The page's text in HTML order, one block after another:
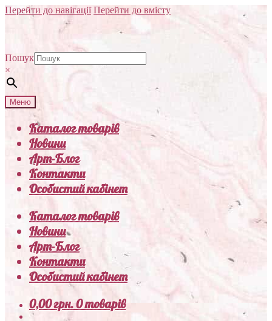
Перейти до навігації Перейти до вмісту
Пошук
×
Меню
Каталог товарів
Новини
Арт-Блог
Контакти
Особистий кабінет
Каталог товарів
Новини
Арт-Блог
Контакти
Особистий кабінет
0,00грн.0 товарів